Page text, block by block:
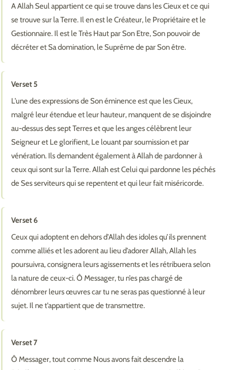
A Allah Seul appartient ce qui se trouve dans les Cieux et ce qui
se trouve sur la Terre. Il en est le Créateur, le Propriétaire et le
Gestionnaire. Il est le Très Haut par Son Etre, Son pouvoir de
décréter et Sa domination, le Suprême de par Son être.
Verset 5
L’une des expressions de Son éminence est que les Cieux,
malgré leur étendue et leur hauteur, manquent de se disjoindre
au-dessus des sept Terres et que les anges célèbrent leur
Seigneur et Le glorifient, Le louant par soumission et par
vénération. Ils demandent également à Allah de pardonner à
ceux qui sont sur la Terre. Allah est Celui qui pardonne les péchés
de Ses serviteurs qui se repentent et qui leur fait miséricorde.
Verset 6
Ceux qui adoptent en dehors d’Allah des idoles qu’ils prennent
comme alliés et les adorent au lieu d’adorer Allah, Allah les
poursuivra, consignera leurs agissements et les rétribuera selon
la nature de ceux-ci. Ô Messager, tu n’es pas chargé de
dénombrer leurs œuvres car tu ne seras pas questionné à leur
sujet. Il ne t’appartient que de transmettre.
Verset 7
Ô Messager, tout comme Nous avons fait descendre la